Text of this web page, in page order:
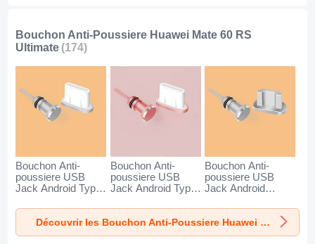
Bouchon Anti-Poussiere Huawei Mate 60 RS
Ultimate (174)
Bouchon Anti-
poussiere USB
Jack Android Type-
Huawei Mate 60
RS Ultimate Argent
Bouchon Anti-
poussiere USB
Jack Android Type-
Huawei Mate 60
RS Ultimate Or
Rose
Bouchon Anti-
poussiere USB
Jack Android
Huawei Mate 60
RS Ultimate Argent
Découvrir les Bouchon Anti-Poussiere Huawei Mate 60 RS Ultimate